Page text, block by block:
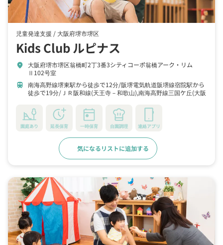
児童発達支援 / 大阪府堺市堺区
Kids Club ルピナス
location_on
大阪府堺市堺区翁橋町2丁3番3シティコーポ翁橋アーク・リム
Ⅱ102号室
train 南海高野線堺東駅から徒歩で12分 阪堺電気軌道阪堺線宿院駅から
徒歩で19分
ＪＲ阪和線(天王寺－和歌山),南海高野線三国ケ丘(大阪
園庭あり 延長保育 一時保育 自園調理 連絡アプリ
気になるリストに追加する